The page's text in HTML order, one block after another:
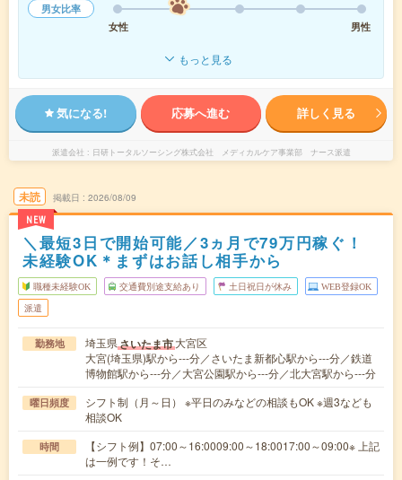
男女比率
女性
男性
もっと見る
気になる! 応募へ進む 詳しく見る
派遣会社 日研トータルソーシング株式会社 メディカルケア事業部 ナース派遣
未読
NEW
掲載日 2026/08/09
＼最短3日で開始可能／3ヵ月で79万円稼ぐ！
未経験OK＊まずはお話し相手から
職種未経験OK 交通費別途支給あり 土日祝日が休み WEB登録OK
派遣
勤務地 埼玉県さいたま市大宮区
大宮(埼玉県)駅から---分／さいたま新都心駅から---分／鉄道
博物館駅から---分／大宮公園駅から---分／北大宮駅から---分
曜日頻度
シフト制（月～日） ※平日のみなどの相談もOK ※週3なども
相談OK
時間
【シフト例】07:00～16:0009:00～18:0017:00～09:00※ 上記
は一例です！そ…